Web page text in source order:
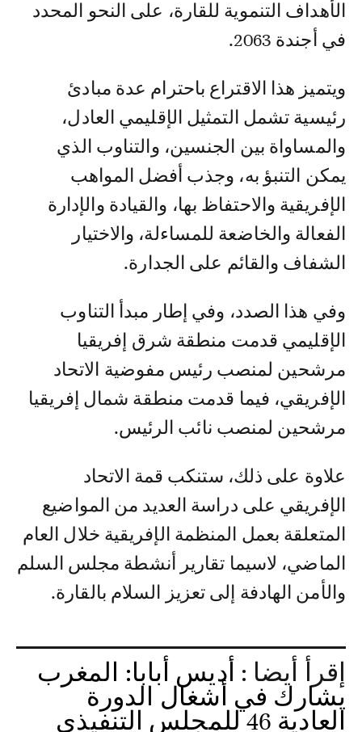
الأهداف التنموية للقارة، على النحو المحدد
في أجندة 2063.
ويتميز هذا الاقتراع باحترام عدة مبادئ
رئيسية تشمل التمثيل الإقليمي العادل،
والمساواة بين الجنسين، والتناوب الذي
يمكن التنبؤ به، وجذب أفضل المواهب
الإفريقية والاحتفاظ بها، والقيادة والإدارة
الفعالة والخاضعة للمساءلة، والاختيار
الشفاف والقائم على الجدارة.
وفي هذا الصدد، وفي إطار مبدأ التناوب
الإقليمي قدمت منطقة شرق إفريقيا
مرشحين لمنصب رئيس مفوضية الاتحاد
الإفريقي، فيما قدمت منطقة شمال إفريقيا
مرشحين لمنصب نائب الرئيس.
علاوة على ذلك، ستنكب قمة الاتحاد
الإفريقي على دراسة العديد من المواضيع
المتعلقة بعمل المنظمة الإفريقية خلال العام
الماضي، لاسيما تقارير أنشطة مجلس السلم
والأمن الهادفة إلى تعزيز السلام بالقارة.
إقرأ أيضا : أديس أبابا: المغرب
يشارك في أشغال الدورة
العادية 46 للمجلس التنفيذي